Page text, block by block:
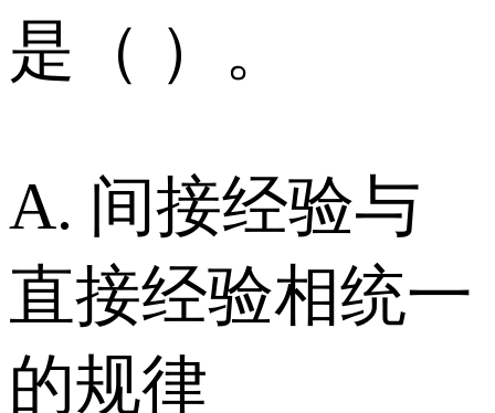
是（ ）。
A. 间接经验与
直接经验相统一
的规律